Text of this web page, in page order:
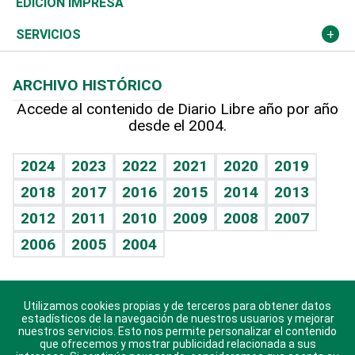
Resto del mundo
Economía personal
Podcast Arte Libre
Hablando con el pediatra
Vida y familia
Eñe
Celebrando la vida
Sin complejos
En pocas palabras
Escuchando al corazón
Economía Personal
Más deportes
Línea de hit
TBT Deportivo
Columnistas
Más firmas
Cambio climático
Opinión
Hecho en casa
Guía del dinero
SERVICIOS
Cumpleaños
Horóscopos
Crucigramas
ARCHIVO HISTÓRICO
Accede al contenido de Diario Libre año por año
desde el 2004.
2024 2023 2022 2021 2020
2019
2018
2017 2016 2015 2014
2013
2012
2011 2010 2009 2008
2007
2006
2005 2004
Descarga nuestras aplicaciones para Android, iOS y
sistema Huawei.
Utilizamos cookies propias y de terceros para obtener datos
estadísticos de la navegación de nuestros usuarios y mejorar
nuestros servicios. Esto nos permite personalizar el contenido
que ofrecemos y mostrar publicidad relacionada a sus